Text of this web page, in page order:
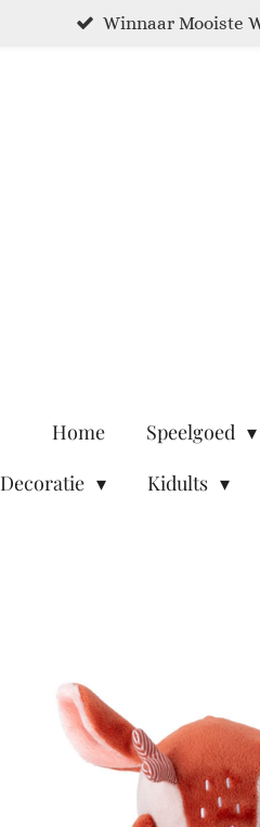
Winnaar Mooiste
Home Speelgoed
Decoratie
Kidults